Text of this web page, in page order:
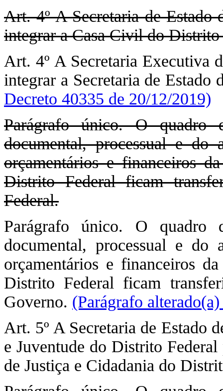
Art. 4º A Secretaria de Estado
integrar a Casa Civil do Distrito
Art. 4º A Secretaria Executiva
integrar a Secretaria de Estado
Decreto 40335 de 20/12/2019)
Parágrafo único. O quadro
documental, processual e do
orçamentários e financeiros
Distrito Federal ficam
Federal.
Parágrafo único. O quadro
documental, processual e do
orçamentários e financeiros
Distrito Federal ficam
Governo. (Parágrafo
Art. 5º A Secretaria de Estado
e Juventude do Distrito Federal
de Justiça e Cidadania do